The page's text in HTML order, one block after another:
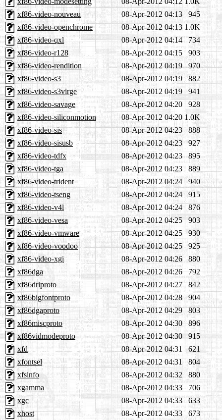
xf86-video-nouveau
08-Apr-2012 04:13
945
xf86-video-openchrome
08-Apr-2012 04:13 1.0K
xf86-video-qxl
08-Apr-2012 04:14
734
xf86-video-r128
08-Apr-2012 04:15
903
xf86-video-rendition
08-Apr-2012 04:19
970
xf86-video-s3
08-Apr-2012 04:19
882
xf86-video-s3virge
08-Apr-2012 04:19
941
xf86-video-savage
08-Apr-2012 04:20
928
xf86-video-siliconmotion
08-Apr-2012 04:20 1.0K
xf86-video-sis
08-Apr-2012 04:23
888
xf86-video-sisusb
08-Apr-2012 04:23
927
xf86-video-tdfx
08-Apr-2012 04:23
895
xf86-video-tga
08-Apr-2012 04:23
889
xf86-video-trident
08-Apr-2012 04:24
940
xf86-video-tseng
08-Apr-2012 04:24
915
xf86-video-v4l
08-Apr-2012 04:24
876
xf86-video-vesa
08-Apr-2012 04:25
903
xf86-video-vmware
08-Apr-2012 04:25
930
xf86-video-voodoo
08-Apr-2012 04:25
925
xf86-video-xgi
08-Apr-2012 04:26
880
xf86dga
08-Apr-2012 04:26
792
xf86driproto
08-Apr-2012 04:27
842
xf86bigfontproto
08-Apr-2012 04:28
904
xf86dgaproto
08-Apr-2012 04:29
803
xf86miscproto
08-Apr-2012 04:30
896
xf86vidmodeproto
08-Apr-2012 04:30
915
xfd
08-Apr-2012 04:31
621
xfontsel
08-Apr-2012 04:31
804
xfsinfo
08-Apr-2012 04:32
880
xgamma
08-Apr-2012 04:33
706
xgc
08-Apr-2012 04:33
633
xhost
08-Apr-2012 04:33
673